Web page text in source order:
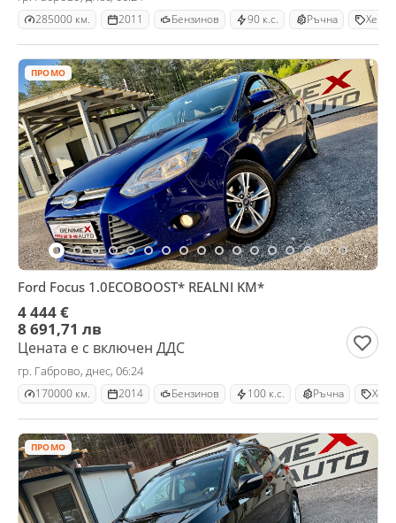
285000 км. 2011 Бензинов 90 к.с. Ръчна
ПРОМО
Ford Focus 1.0ECOBOOST* REALNI KM*
4 444 €
8 691,71 лв
Цената е с включен ДДС
гр. Габрово, днес, 06:24
170000 км. 2014 Бензинов 100 к.с. Ръчна
ПРОМО